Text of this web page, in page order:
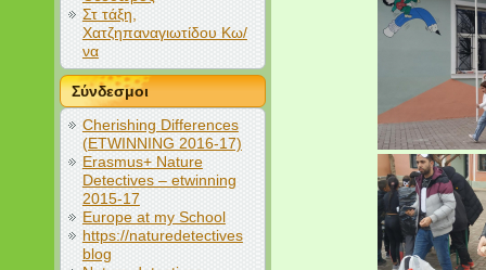
Στ τάξη,
Χατζηπαναγιωτίδου Κω/
να
Σύνδεσμοι
Cherishing Differences
(ETWINNING 2016-17)
Erasmus+ Nature
Detectives – etwinning
2015-17
Europe at my School
https://naturedetectives
blog